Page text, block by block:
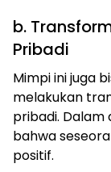
b.
Pribadi
Mimpi ini juga
melakukan
pribadi. Dalam
bahwa
positif.